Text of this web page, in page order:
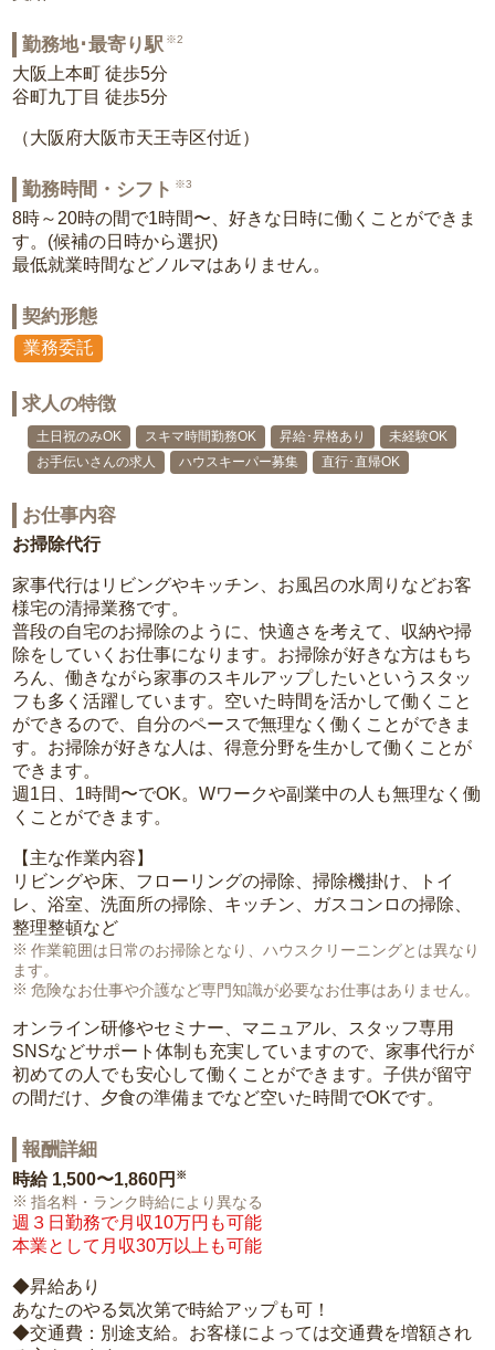
勤務地･最寄り駅 ※2
大阪上本町 徒歩5分
谷町九丁目 徒歩5分
（大阪府大阪市天王寺区付近）
勤務時間・シフト ※3
8時～20時の間で1時間〜、好きな日時に働くことができま
す。(候補の日時から選択)
最低就業時間などノルマはありません。
契約形態
業務委託
求人の特徴
土日祝のみOK スキマ時間勤務OK 昇給･昇格あり
未経験OK
お手伝いさんの求人
ハウスキーパー募集 直行･直帰OK
お仕事内容
お掃除代行
家事代行はリビングやキッチン、お風呂の水周りなどお客
様宅の清掃業務です。
普段の自宅のお掃除のように、快適さを考えて、収納や掃
除をしていくお仕事になります。お掃除が好きな方はもち
ろん、働きながら家事のスキルアップしたいというスタッ
フも多く活躍しています。空いた時間を活かして働くこと
ができるので、自分のペースで無理なく働くことができま
す。お掃除が好きな人は、得意分野を生かして働くことが
できます。
週1日、1時間〜でOK。Wワークや副業中の人も無理なく働
くことができます。
【主な作業内容】
リビングや床、フローリングの掃除、掃除機掛け、トイ
レ、浴室、洗面所の掃除、キッチン、ガスコンロの掃除、
整理整頓など
作業範囲は日常のお掃除となり、ハウスクリーニングとは異なり
ます。
危険なお仕事や介護など専門知識が必要なお仕事はありません。
オンライン研修やセミナー、マニュアル、スタッフ専用
SNSなどサポート体制も充実していますので、家事代行が
初めての人でも安心して働くことができます。子供が留守
の間だけ、夕食の準備までなど空いた時間でOKです。
報酬詳細
時給 1,500〜1,860円 ※
指名料・ランク時給により異なる
週３日勤務で月収10万円も可能
本業として月収30万以上も可能
◆昇給あり
あなたのやる気次第で時給アップも可！
◆交通費：別途支給。お客様によっては交通費を増額され